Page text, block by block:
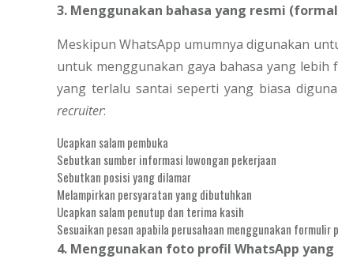
3. Menggunakan bahasa yang resmi
Meskipun WhatsApp umumnya digunakan
untuk menggunakan gaya bahasa yang lebih
yang terlalu santai seperti yang biasa
recruiter:
Ucapkan salam pembuka
Sebutkan sumber informasi lowongan pekerjaan
Sebutkan posisi yang dilamar
Melampirkan persyaratan yang dibutuhkan
Ucapkan salam penutup dan terima kasih
Sesuaikan pesan apabila perusahaan menggunakan formulir
4. Menggunakan foto profil WhatsApp